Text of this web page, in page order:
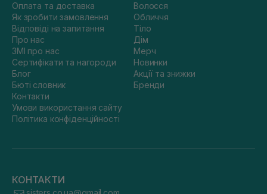
Оплата та доставка
Як зробити замовлення
Відповіді на запитання
Про нас
ЗМІ про нас
Сертифікати та нагороди
Блог
Бюті словник
Контакти
Умови використання сайту
Політика конфіденційності
Волосся
Обличчя
Тіло
Дім
Мерч
Новинки
Акції та знижки
Бренди
КОНТАКТИ